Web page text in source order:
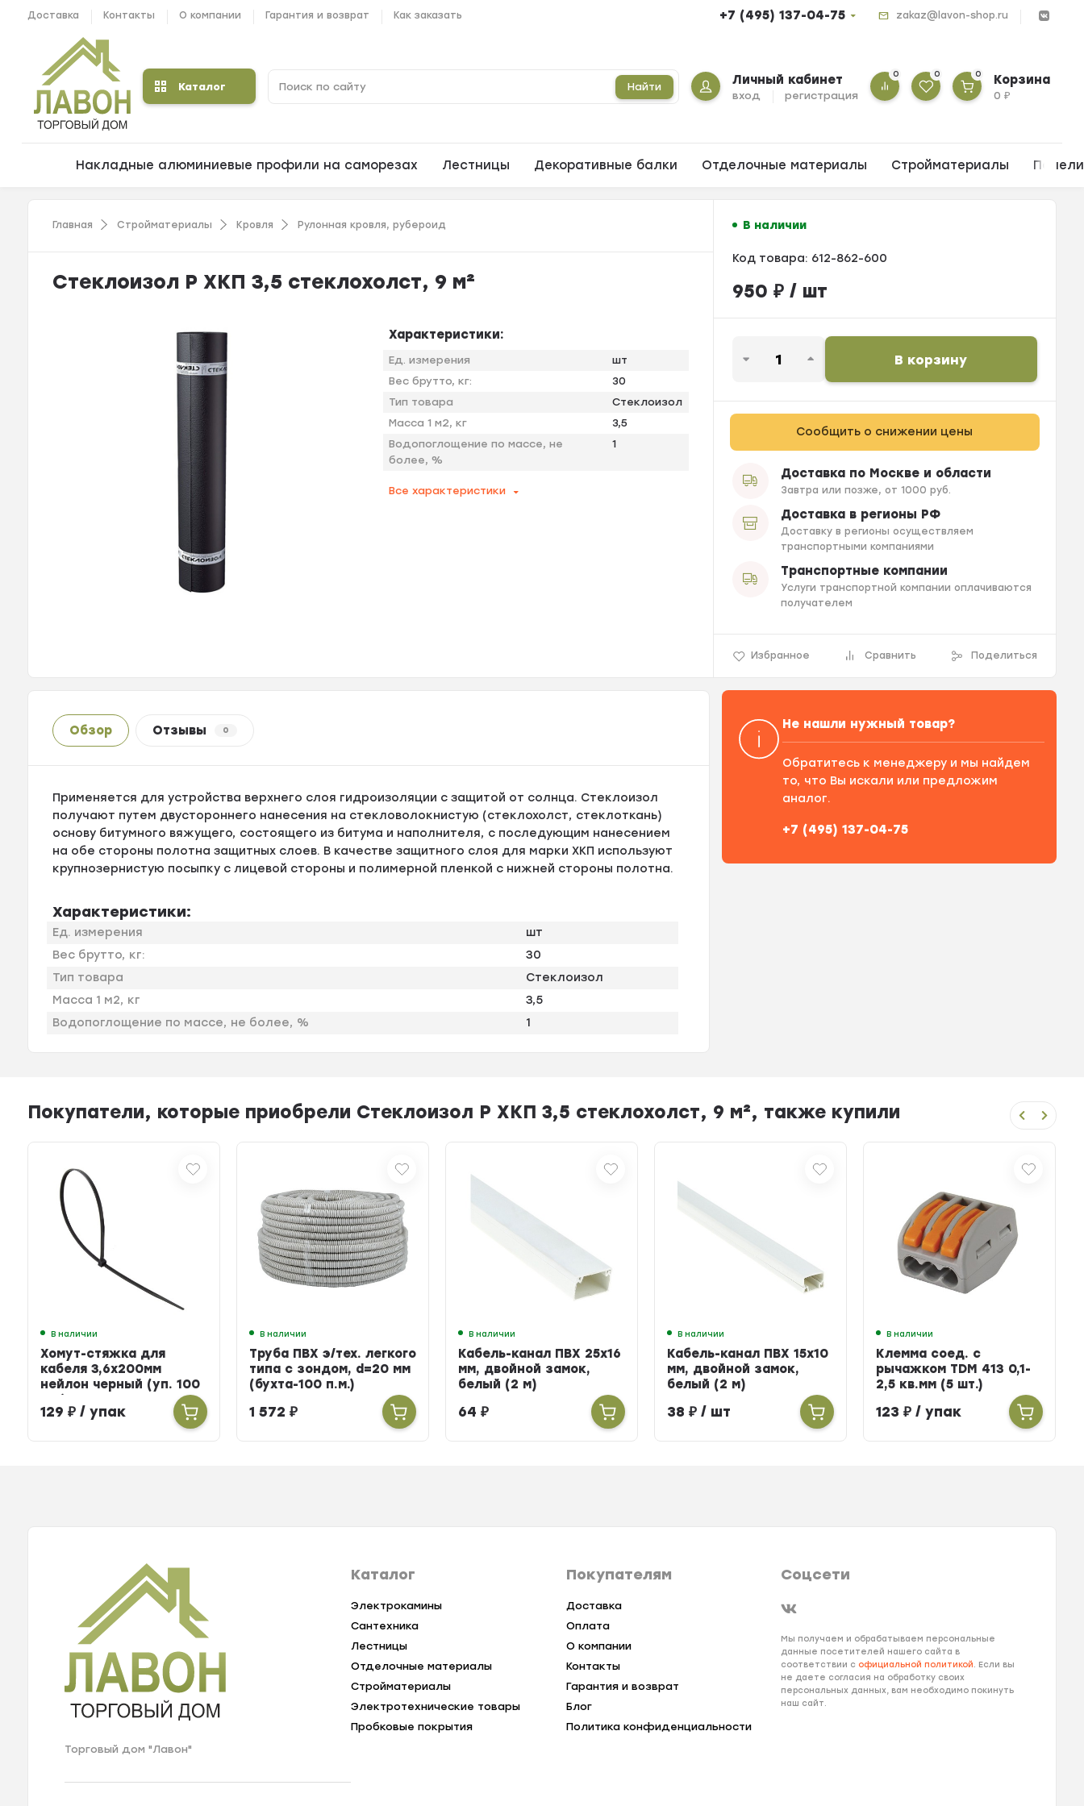
Доставка Контакты О компании Гарантия и возврат Как заказать +7 (495) 137-04-75 zakaz@lavon-shop.ru
Каталог Найти Личный кабинет
вход регистрация
0 0 0 Корзина
0₽
Накладные алюминиевые профили на саморезах Лестницы Декоративные балки Отделочные материалы Стройматериалы
Главная Стройматериалы Кровля Рулонная кровля, рубероид
Стеклоизол Р ХКП 3,5 стеклохолст, 9 м²
Характеристики:
Ед. измерения
шт
Вес брутто, кг:
30
Тип товара
Стеклоизол
Масса 1 м2, кг
3,5
Водопоглощение по массе, не
более, %
1
Все характеристики
В наличии
Код товара: 612-862-600
950 ₽/ шт
В корзину
Сообщить о снижении цены
Доставка по Москве и области
Завтра или позже, от 1000 руб.
Доставка в регионы РФ
Доставку в регионы осуществляем
транспортными компаниями
Транспортные компании
Услуги транспортной компании оплачиваются
получателем
Избранное Сравнить Поделиться
Обзор Отзывы 0
Применяется для устройства верхнего слоя гидроизоляции с защитой от солнца. Стеклоизол
получают путем двустороннего нанесения на стекловолокнистую (стеклохолст, стеклоткань)
основу битумного вяжущего, состоящего из битума и наполнителя, с последующим нанесением
на обе стороны полотна защитных слоев. В качестве защитного слоя для марки ХКП используют
крупнозернистую посыпку с лицевой стороны и полимерной пленкой с нижней стороны полотна.
Характеристики:
Ед. измерения
шт
Вес брутто, кг:
30
Тип товара
Стеклоизол
Масса 1 м2, кг
3,5
Водопоглощение по массе, не более, %
1
Не нашли нужный товар?
Обратитесь к менеджеру и мы найдем
то, что Вы искали или предложим
аналог.
+7 (495) 137-04-75
Покупатели, которые приобрели Стеклоизол Р ХКП 3,5 стеклохолст, 9 м², также купили
В наличии
Хомут-стяжка для
кабеля 3,6х200мм
нейлон черный (уп. 100
шт.)
129₽ / упак
В наличии
Труба ПВХ э/тех. легкого
типа с зондом, d=20 мм
(бухта-100 п.м.)
1 572₽
В наличии
Кабель-канал ПВХ 25х16
мм, двойной замок,
белый (2 м)
64₽
В наличии
Кабель-канал ПВХ 15х10
мм, двойной замок,
белый (2 м)
38₽ / шт
В наличии
Клемма соед. с
рычажком TDM 413 0,1-
2,5 кв.мм (5 шт.)
123₽ / упак
Торговый дом "Лавон"
Каталог
Электрокамины
Сантехника
Лестницы
Отделочные материалы
Стройматериалы
Электротехнические товары
Пробковые покрытия
Покупателям
Доставка
Оплата
О компании
Контакты
Гарантия и возврат
Блог
Политика конфиденциальности
Соцсети
Мы получаем и обрабатываем персональные
данные посетителей нашего сайта в
соответствии с официальной политикой. Если вы
не даете согласия на обработку своих
персональных данных, вам необходимо покинуть
наш сайт.